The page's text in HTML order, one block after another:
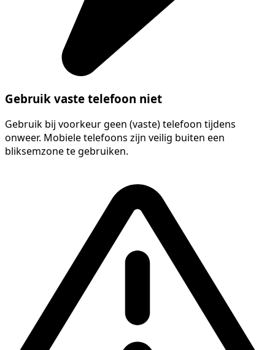
Gebruik vaste telefoon niet
Gebruik bij voorkeur geen (vaste) telefoon tijdens
onweer. Mobiele telefoons zijn veilig buiten een
bliksemzone te gebruiken.